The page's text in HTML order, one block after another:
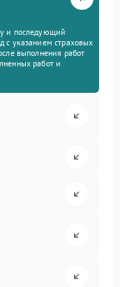
и последующий
с указанием страховых
выполнения работ
работ и